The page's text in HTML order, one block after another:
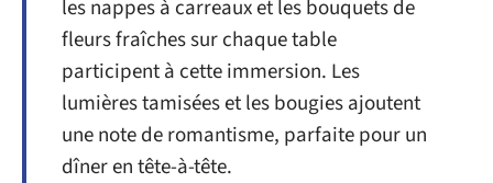
les nappes à carreaux et les bouquets de
fleurs fraîches sur chaque table
participent à cette immersion. Les
lumières tamisées et les bougies ajoutent
une note de romantisme, parfaite pour un
dîner en tête-à-tête.